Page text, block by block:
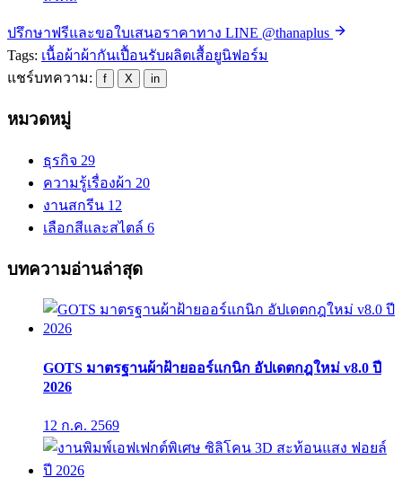
ปรึกษาฟรีและขอใบเสนอราคาทาง LINE @thanaplus
Tags: เนื้อผ้าผ้ากันเปื้อนรับผลิตเสื้อยูนิฟอร์ม
แชร์บทความ:
f X in
หมวดหมู่
ธุรกิจ 29
ความรู้เรื่องผ้า 20
งานสกรีน 12
เลือกสีและสไตล์ 6
บทความอ่านล่าสุด
GOTS มาตรฐานผ้าฝ้ายออร์แกนิก อัปเดตกฎใหม่ v8.0 ปี
2026
12 ก.ค. 2569